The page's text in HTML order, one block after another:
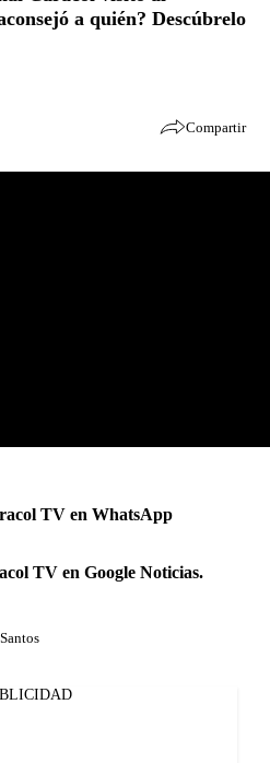
a quién? Descúbrelo
Compartir
TV en WhatsApp
TV en Google Noticias.